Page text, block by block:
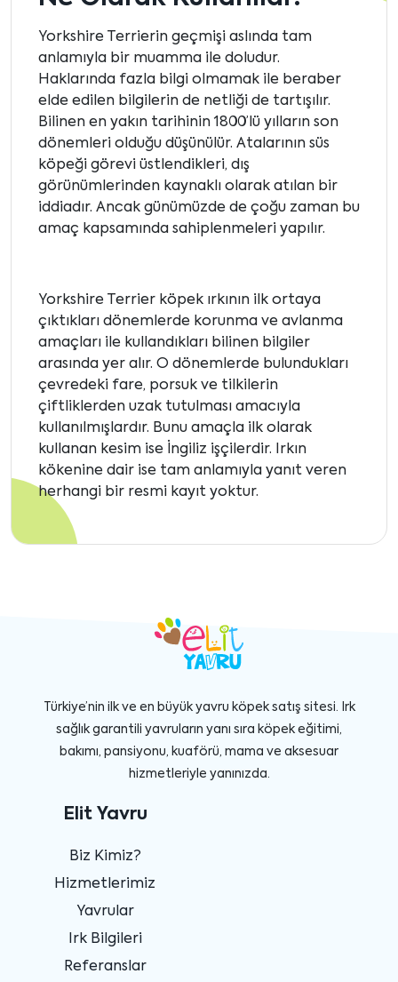
Yorkshire Terrierin geçmişi aslında tam
anlamıyla bir muamma ile doludur.
Haklarında fazla bilgi olmamak ile beraber
elde edilen bilgilerin de netliği de tartışılır.
Bilinen en yakın tarihinin 1800’lü yılların son
dönemleri olduğu düşünülür. Atalarının süs
köpeği görevi üstlendikleri, dış
görünümlerinden kaynaklı olarak atılan bir
iddiadır. Ancak günümüzde de çoğu zaman bu
amaç kapsamında sahiplenmeleri yapılır.
Yorkshire Terrier köpek ırkının ilk ortaya
çıktıkları dönemlerde korunma ve avlanma
amaçları ile kullandıkları bilinen bilgiler
arasında yer alır. O dönemlerde bulundukları
çevredeki fare, porsuk ve tilkilerin
çiftliklerden uzak tutulması amacıyla
kullanılmışlardır. Bunu amaçla ilk olarak
kullanan kesim ise İngiliz işçilerdir. Irkın
kökenine dair ise tam anlamıyla yanıt veren
herhangi bir resmi kayıt yoktur.
Türkiye’nin ilk ve en büyük yavru köpek satış sitesi. Irk
sağlık garantili yavruların yanı sıra köpek eğitimi,
bakımı, pansiyonu, kuaförü, mama ve aksesuar
hizmetleriyle yanınızda.
Elit Yavru
Biz Kimiz?
Hizmetlerimiz
Yavrular
Irk Bilgileri
Referanslar